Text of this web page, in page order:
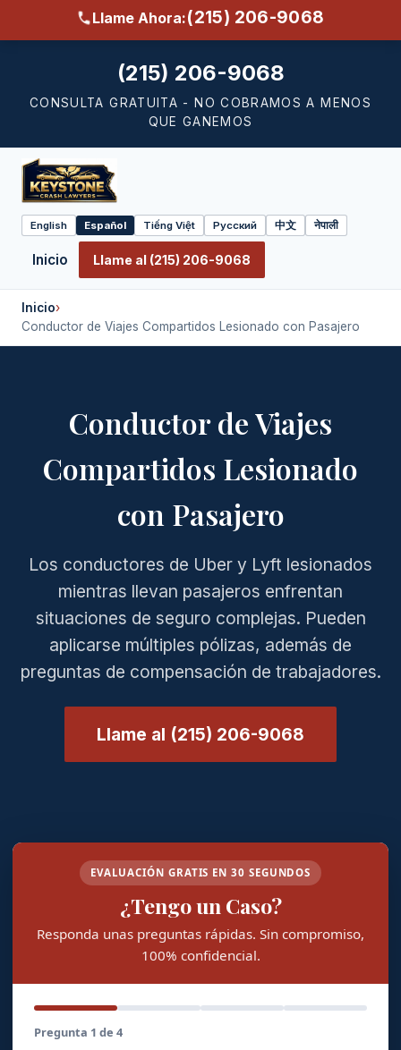
Llame Ahora:(215) 206-9068
(215) 206-9068
CONSULTA GRATUITA - NO COBRAMOS A MENOS
QUE GANEMOS
Select
language
English Español Tiếng Việt Русский 中文 नेपाली
Inicio Llame al (215) 206-9068
Inicio›
Conductor de Viajes Compartidos Lesionado con Pasajero
Conductor de Viajes
Compartidos Lesionado
con Pasajero
Los conductores de Uber y Lyft lesionados
mientras llevan pasajeros enfrentan
situaciones de seguro complejas. Pueden
aplicarse múltiples pólizas, además de
preguntas de compensación de trabajadores.
Llame al (215) 206-9068
EVALUACIÓN GRATIS EN 30 SEGUNDOS
¿Tengo un Caso?
Responda unas preguntas rápidas. Sin compromiso,
100% confidencial.
Pregunta 1 de 4